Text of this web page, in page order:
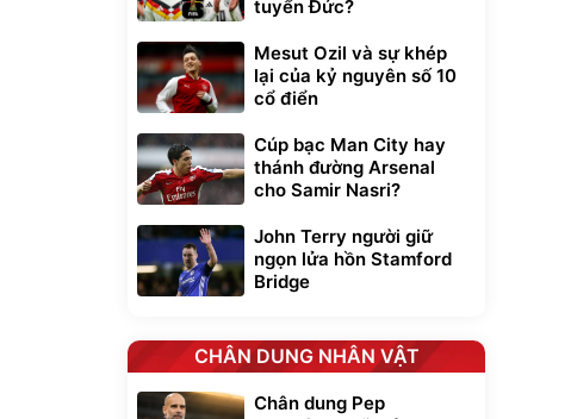
tuyển Đức?
Mesut Ozil và sự khép
lại của kỷ nguyên số 10
cổ điển
Cúp bạc Man City hay
thánh đường Arsenal
cho Samir Nasri?
John Terry người giữ
ngọn lửa hồn Stamford
Bridge
CHÂN DUNG NHÂN VẬT
Chân dung Pep